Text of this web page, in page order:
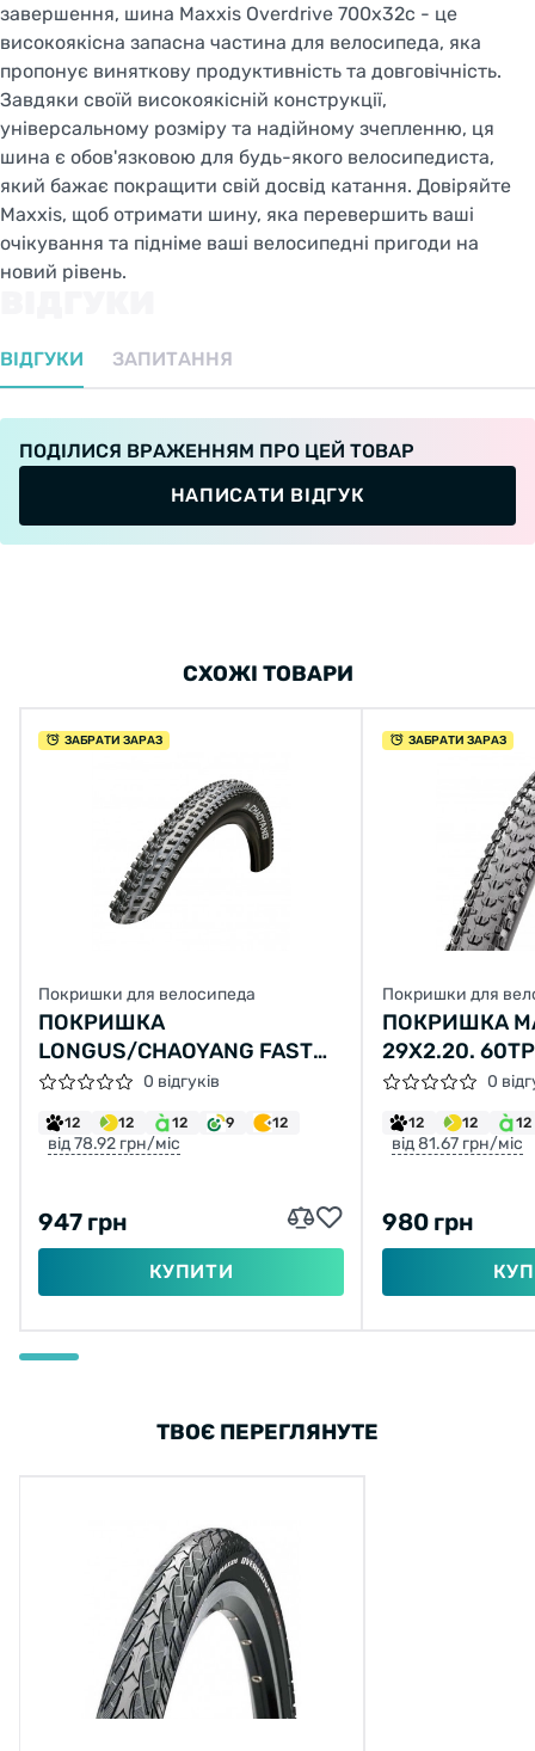
завершення, шина Maxxis Overdrive 700x32c - це
високоякісна запасна частина для велосипеда, яка
пропонує виняткову продуктивність та довговічність.
Завдяки своїй високоякісній конструкції,
універсальному розміру та надійному зчепленню, ця
шина є обов'язковою для будь-якого велосипедиста,
який бажає покращити свій досвід катання. Довіряйте
Maxxis, щоб отримати шину, яка перевершить ваші
очікування та підніме ваші велосипедні пригоди на
новий рівень.
ВІДГУКИ ЗАПИТАННЯ
ПОДІЛИСЯ ВРАЖЕННЯМ ПРО ЦЕЙ ТОВАР
НАПИСАТИ ВІДГУК
СХОЖІ ТОВАРИ
ЗАБРАТИ ЗАРАЗ
Покришки для велосипеда
ПОКРИШКА
LONGUS/CHAOYANG FAST
LANE 26X2,10 H-5197 60TPI
2C-MTB SPS TLR СКЛАДНА
0 відгуків
12 12 12 9 12
від 78.92 грн/міс
947 грн
КУПИТИ
ЗАБРАТИ ЗАРАЗ
Покришки для
ПОКРИШКА
29X2.20.
0
12 12 12
від 81.67 грн/міс
980 грн
ТВОЄ ПЕРЕГЛЯНУТЕ